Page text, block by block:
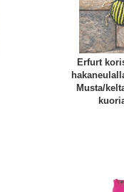
Erfurt
Musta/